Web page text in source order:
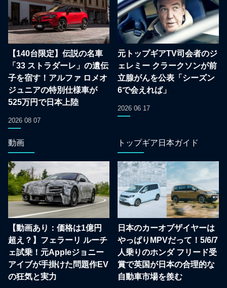
【140台限定】伝説の名車
「33 ストラダーレ」の遺伝
子を宿す！アルファ ロメオ
ジュニアの特別仕様車が
525万円で日本上陸
2026 08 07
元トップギアTV司会者のジ
ェレミー クラークソンが前
立腺がんを公表「シーズン
6で会えれば」
2026 06 17
動画
【動画あり：価格は1億円
超え？】フェラーリ ルーチ
ェ試乗！元Appleジョニー
アイブが手掛けた問題作EV
の狂気と実力
トップギア日本ガイド
日本のカーオブザイヤーは
やっぱりMPVだって！5/6/7
人乗りのホンダ フリード受
賞で英国が日本の合理的な
自動車市場を羨む